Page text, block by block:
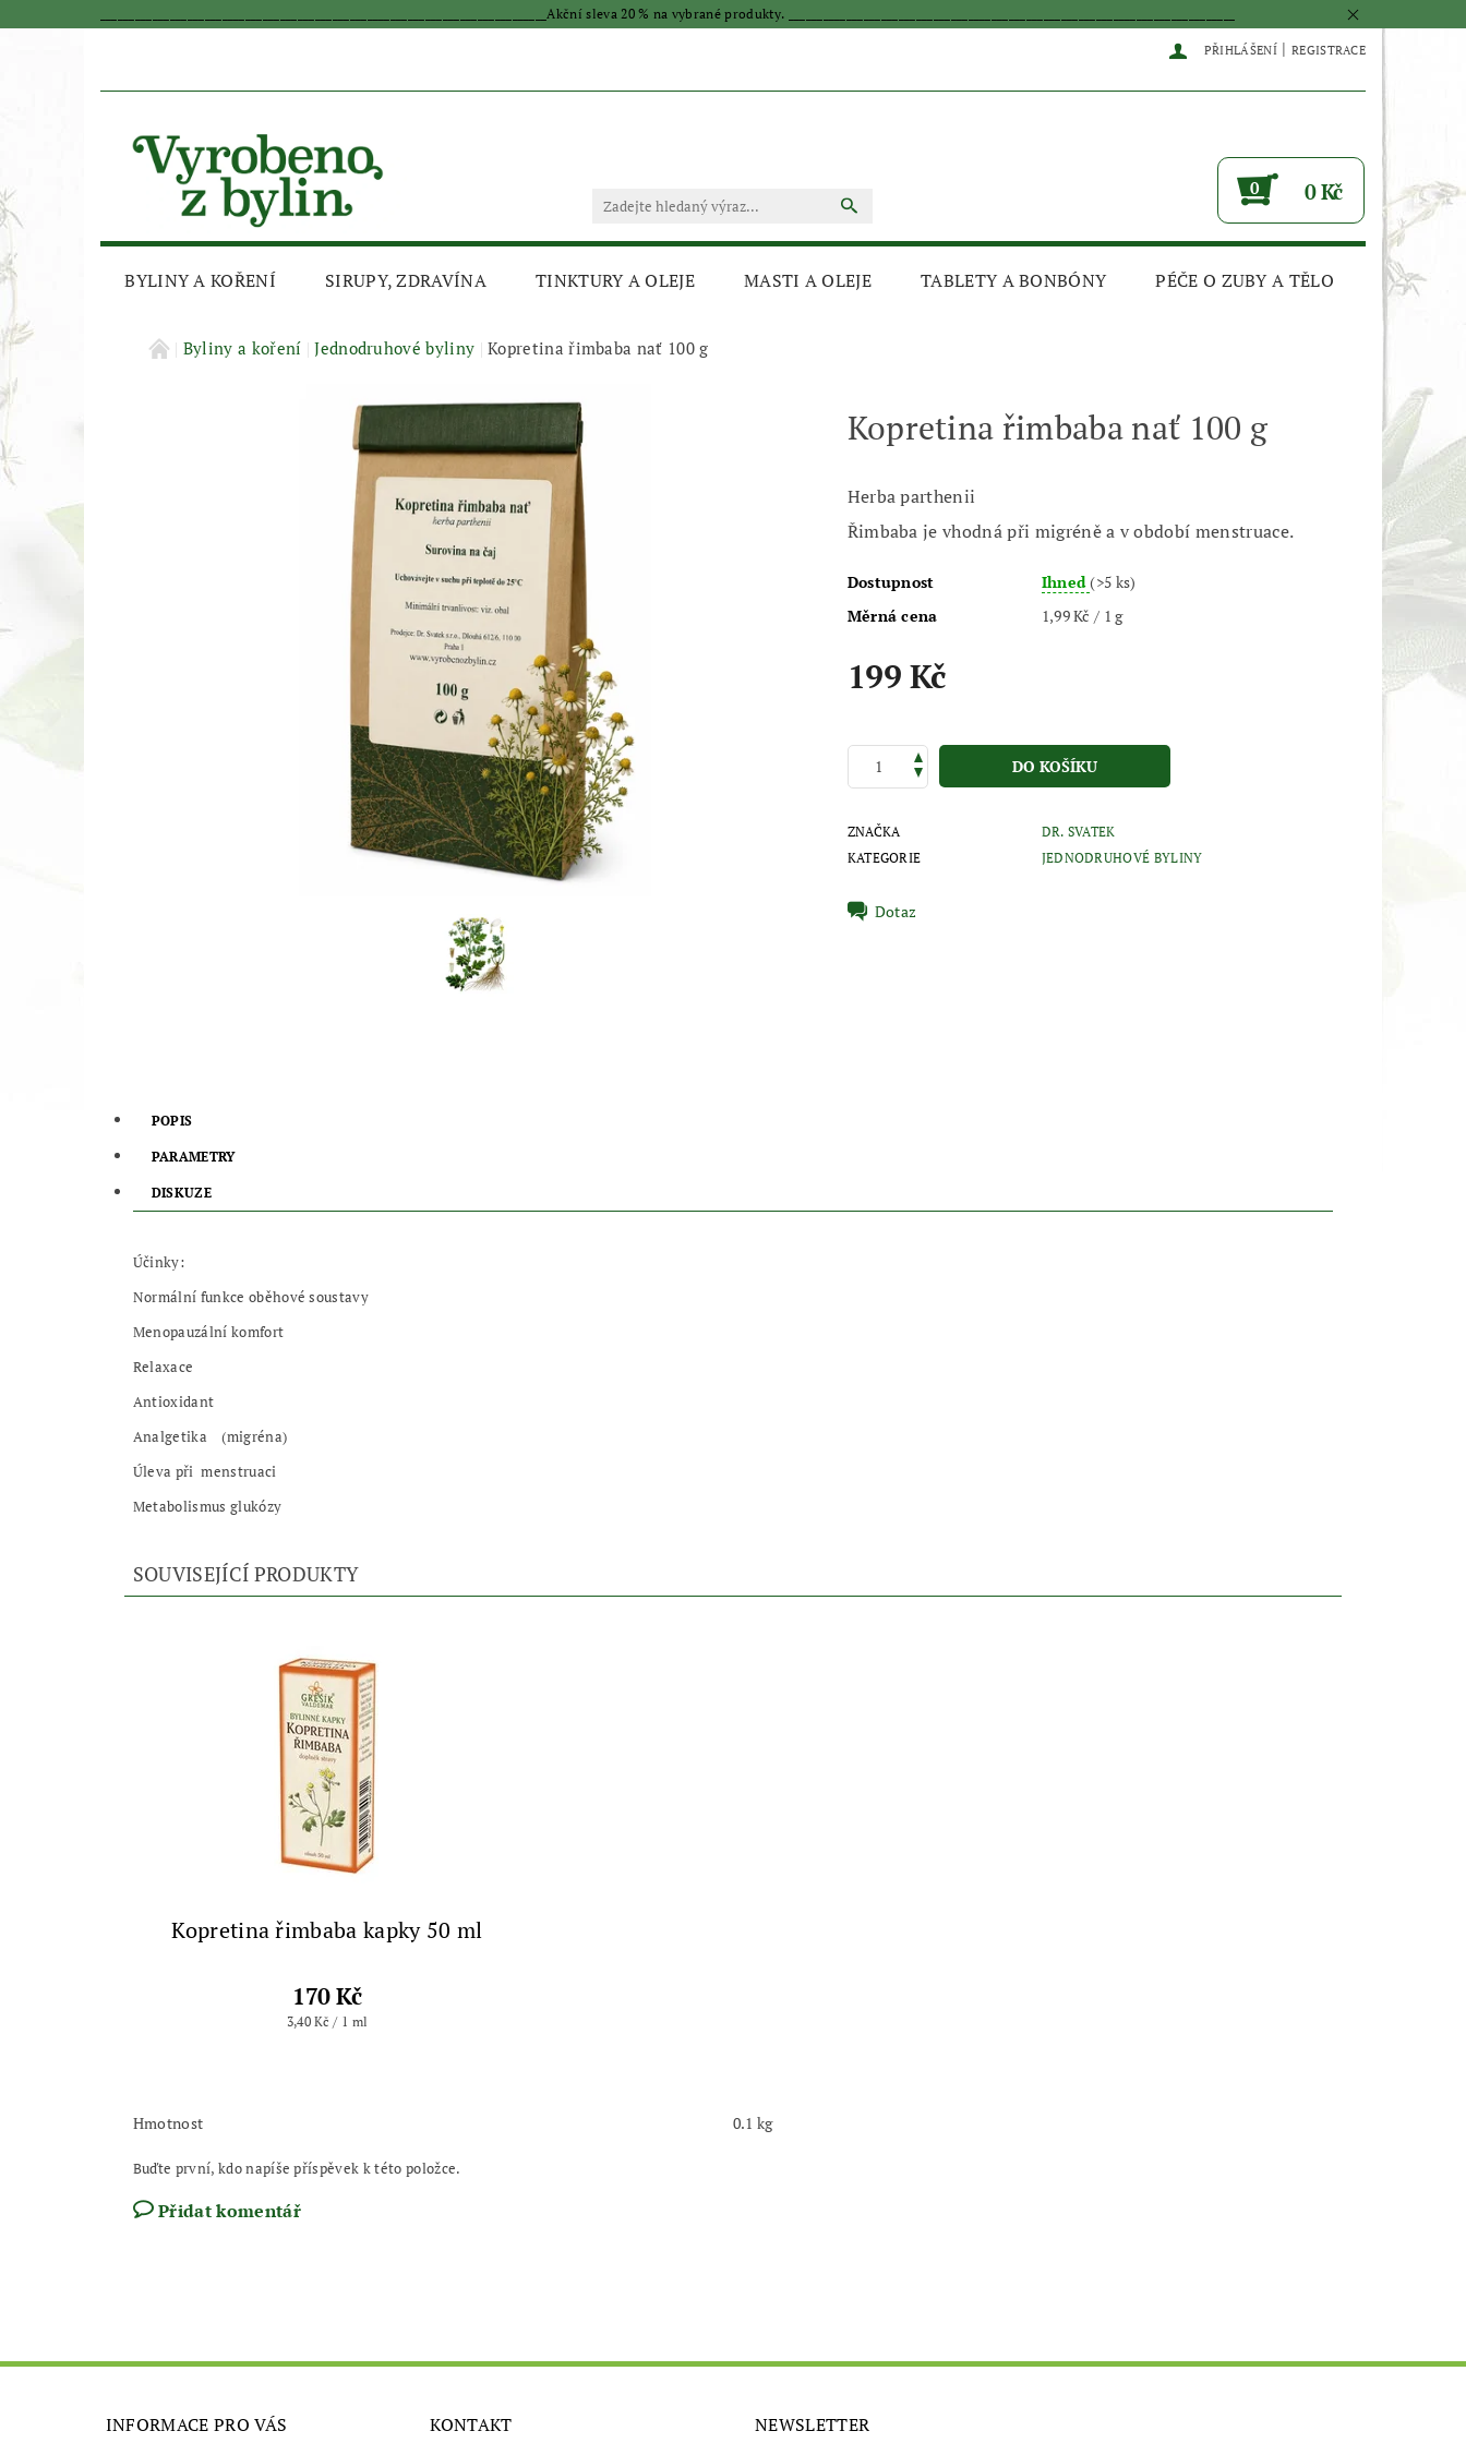
_____________________________________________________________________________Akční sleva 20 % na vybrané produkty. _____________________________________________________________________________
PŘIHLÁŠENÍ | REGISTRACE
0 0 Kč
BYLINY A KOŘENÍ SIRUPY, ZDRAVÍNA TINKTURY A OLEJE MASTI A OLEJE TABLETY A BONBÓNY PÉČE O ZUBY A TĚLO
AKČNÍ SLEVAByliny a koření Jednodruhové byliny Kopretina řimbaba nať 100 g
Kopretina řimbaba nať 100 g
Herba parthenii
Řimbaba je vhodná při migréně a v období menstruace.
Dostupnost Ihned(>5 ks)
Měrná cena
1,99 Kč / 1 g
199 Kč
ZNAČKA
DR. SVATEK
KATEGORIE
JEDNODRUHOVÉ BYLINY
Dotaz
POPIS
PARAMETRY
DISKUZE
Účinky:
Normální funkce oběhové soustavy
Menopauzální komfort
Relaxace
Antioxidant
Analgetika(migréna)
Úleva při menstruaci
Metabolismus glukózy
SOUVISEJÍCÍ PRODUKTY
Kopretina řimbaba kapky 50 ml
170 Kč
3,40 Kč / 1 ml
Hmotnost 0.1 kg
Buďte první, kdo napíše příspěvek k této položce.
Přidat komentář
INFORMACE PRO VÁS KONTAKT NEWSLETTER